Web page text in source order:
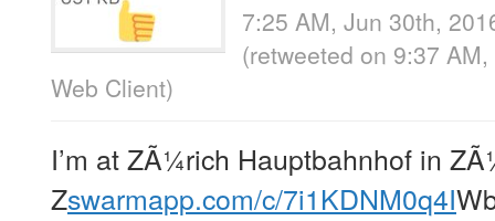
7:25 AM, Jun 30th,
(retweeted on 9:37
Web Client)
I’m at ZÃ¼rich Hauptbahnhof in
Zswarmapp.com/c/7i1KDNM0q4I